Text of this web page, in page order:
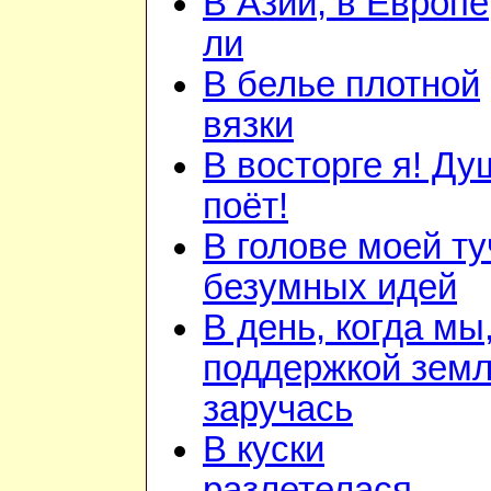
ли
В белье плотной
вязки
В восторге я!
поёт!
В голове моей
безумных идей
В день, когда
поддержкой
заручась
В куски